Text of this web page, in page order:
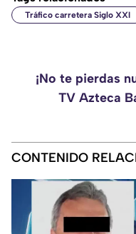
Tráfico carretera Siglo XXI
¡No te pierdas
TV Azteca
CONTENIDO